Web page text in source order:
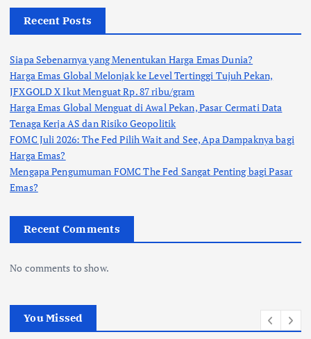
Recent Posts
Siapa Sebenarnya yang Menentukan Harga Emas Dunia?
Harga Emas Global Melonjak ke Level Tertinggi Tujuh Pekan,
JFXGOLD X Ikut Menguat Rp. 87 ribu/gram
Harga Emas Global Menguat di Awal Pekan, Pasar Cermati Data
Tenaga Kerja AS dan Risiko Geopolitik
FOMC Juli 2026: The Fed Pilih Wait and See, Apa Dampaknya bagi
Harga Emas?
Mengapa Pengumuman FOMC The Fed Sangat Penting bagi Pasar
Emas?
Recent Comments
No comments to show.
You Missed